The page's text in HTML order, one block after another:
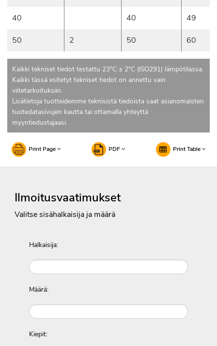
40 40 49
50 2 50 60
Kaikki tekniset tiedot testattu 23°C ± 2°C (ISO291) lämpötilassa.
Kaikki tässä esitetyt tekniset tiedot on annettu vain
viitetarkoituksiin.
Lisätietoja tuotteidemme teknisistä tiedoista saat asianomaisten
tuotedatasivujen kautta tai ottamalla yhteyttä
myyntiedustajaasi.
Print Page PDF Print Table
Ilmoitusvaatimukset
Valitse sisähalkaisija ja määrä
Halkaisija:
Määrä:
Kiepit: